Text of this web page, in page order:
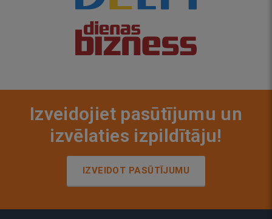
Izveidojiet pasūtījumu un
izvēlaties izpildītāju!
IZVEIDOT PASŪTĪJUMU